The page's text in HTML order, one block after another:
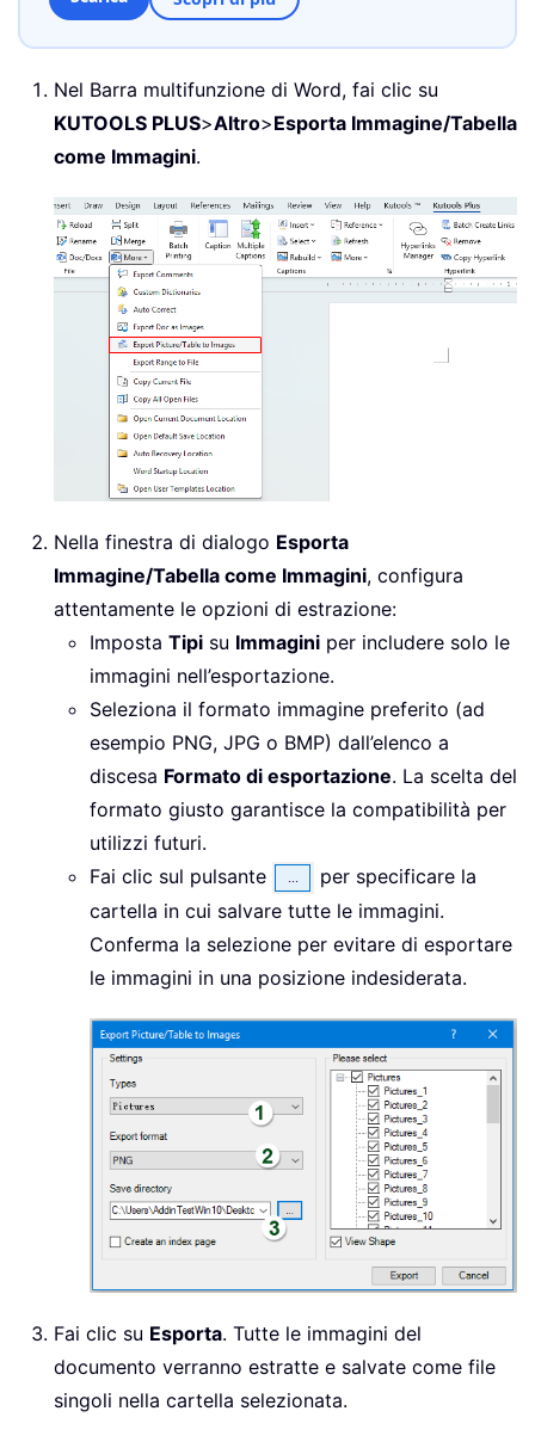
Nel Barra multifunzione di Word, fai clic su
KUTOOLS PLUS>Altro>Esporta Immagine/Tabella
come Immagini.
Nella finestra di dialogo Esporta
Immagine/Tabella come Immagini, configura
attentamente le opzioni di estrazione:
Imposta Tipi su Immagini per includere solo le
immagini nell’esportazione.
Seleziona il formato immagine preferito (ad
esempio PNG, JPG o BMP) dall’elenco a
discesa Formato di esportazione. La scelta del
formato giusto garantisce la compatibilità per
utilizzi futuri.
Fai clic sul pulsante
per specificare la
cartella in cui salvare tutte le immagini.
Conferma la selezione per evitare di esportare
le immagini in una posizione indesiderata.
Fai clic su Esporta. Tutte le immagini del
documento verranno estratte e salvate come file
singoli nella cartella selezionata.